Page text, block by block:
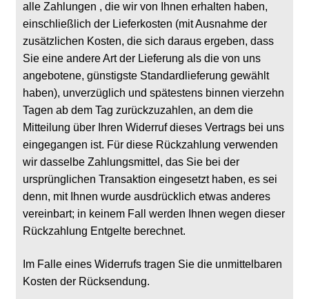
alle Zahlungen , die wir von Ihnen erhalten haben,
einschließlich der Lieferkosten (mit Ausnahme der
zusätzlichen Kosten, die sich daraus ergeben, dass
Sie eine andere Art der Lieferung als die von uns
angebotene, günstigste Standardlieferung gewählt
haben), unverzüglich und spätestens binnen vierzehn
Tagen ab dem Tag zurückzuzahlen, an dem die
Mitteilung über Ihren Widerruf dieses Vertrags bei uns
eingegangen ist. Für diese Rückzahlung verwenden
wir dasselbe Zahlungsmittel, das Sie bei der
ursprünglichen Transaktion eingesetzt haben, es sei
denn, mit Ihnen wurde ausdrücklich etwas anderes
vereinbart; in keinem Fall werden Ihnen wegen dieser
Rückzahlung Entgelte berechnet.
Im Falle eines Widerrufs tragen Sie die unmittelbaren
Kosten der Rücksendung.